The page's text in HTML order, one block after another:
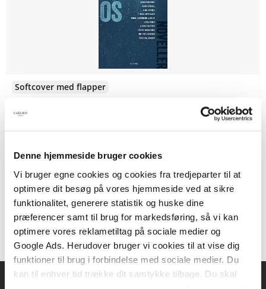
Denne hjemmeside bruger cookies
Vi bruger egne cookies og cookies fra tredjeparter til at
optimere dit besøg på vores hjemmeside ved at sikre
funktionalitet, generere statistik og huske dine
præferencer samt til brug for markedsføring, så vi kan
optimere vores reklametiltag på sociale medier og
Google Ads. Herudover bruger vi cookies til at vise dig
funktioner til brug i forbindelse med sociale medier. Du
kan til enhver tid trække dit samtykke tilbage. Du skal
Softcover med flapper
Tomas Lagermand Lundme
229,95 KR.